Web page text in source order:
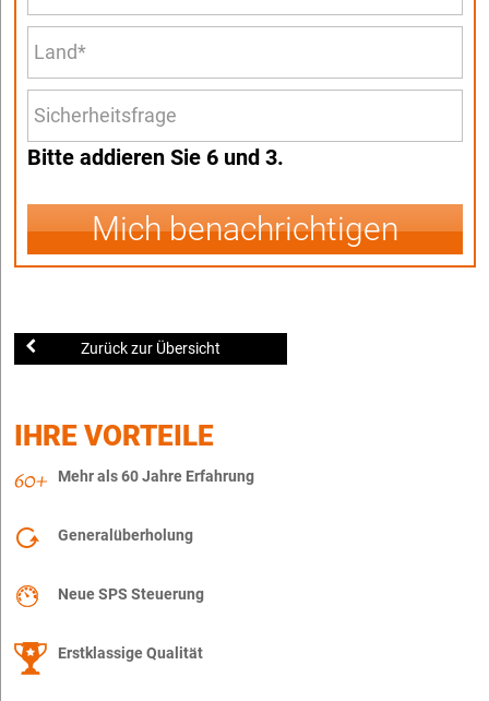
Bitte addieren Sie 6 und 3.
Mich benachrichtigen
Zurück zur Übersicht
IHRE VORTEILE
Mehr als 60 Jahre Erfahrung
Generalüberholung
Neue SPS Steuerung
Erstklassige Qualität